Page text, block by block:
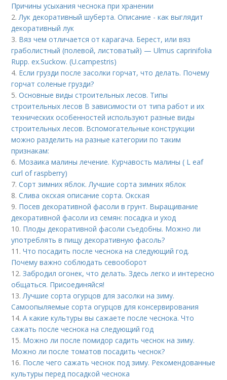
Причины усыхания чеснока при хранении
2.Лук декоративный шуберта. Описание - как выглядит
декоративный лук
3. Вяз чем отличается от карагача. Берест, или вяз
граболистный (полевой, листоватый) — Ulmus caprinifolia
Rupp. ex.Suckow. (U.campestris)
4. Если грузди после засолки горчат, что делать. Почему
горчат соленые грузди?
5.Основные виды строительных лесов. Типы
строительных лесов В зависимости от типа работ и их
технических особенностей используют разные виды
строительных лесов. Вспомогательные конструкции
можно разделить на разные категории по таким
признакам:
6. Мозаика малины лечение. Курчавость малины ( L eaf
curl of raspberry)
7.Сорт зимних яблок. Лучшие сорта зимних яблок
8.Слива окская описание сорта. Окская
9. Посев декоративной фасоли в грунт. Выращивание
декоративной фасоли из семян: посадка и уход
10. Плоды декоративной фасоли съедобны. Можно ли
употреблять в пищу декоративную фасоль?
11.Что посадить после чеснока на следующий год.
Почему важно соблюдать севооборот
12.Забродил огонек, что делать. Здесь легко и интересно
общаться. Присоединяйся!
13.Лучшие сорта огурцов для засолки на зиму.
Самоопыляемые сорта огурцов для консервирования
14.А какие культуры вы сажаете после чеснока. Что
сажать после чеснока на следующий год
15. Можно ли после помидор садить чеснок на зиму.
Можно ли после томатов посадить чеснок?
16. После чего сажать чеснок под зиму. Рекомендованные
культуры перед посадкой чеснока